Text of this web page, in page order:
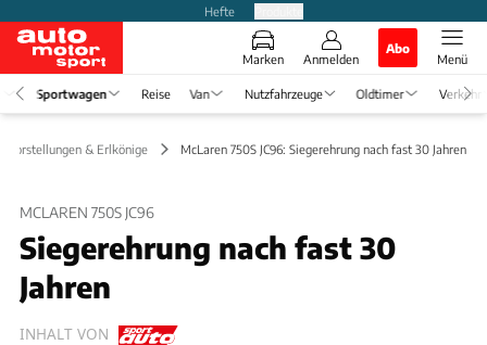
Hefte
Marken Anmelden
Abo
Menü
Sportwagen Reise Van Nutzfahrzeuge Oldtimer Verkehr
& Erlkönige McLaren 750S JC96: Siegerehrung nach fast 30 Jahren
MCLAREN 750S JC96
Siegerehrung nach fast 30
Jahren
INHALT VON